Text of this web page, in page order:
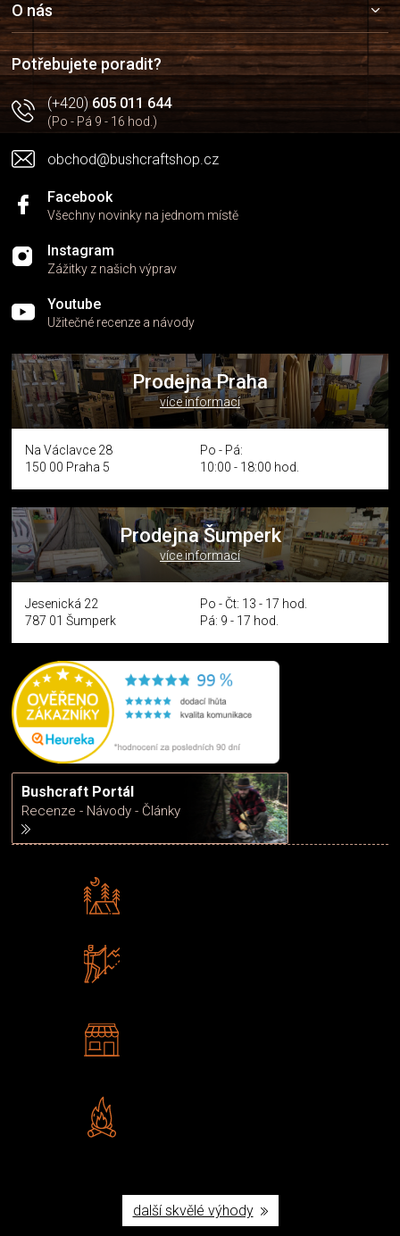
a
t
í
O nás
Potřebujete poradit?
(+420)605 011 644
(Po - Pá 9 - 16 hod.)
obchod@bushcraftshop.cz
Facebook
Všechny novinky na jednom místě
Instagram
Zážitky z našich výprav
Youtube
Užitečné recenze a návody
Prodejna Praha
více informací
Na Václavce 28
150 00 Praha 5
Po - Pá:
10:00 - 18:00 hod.
Prodejna Šumperk
více informací
Jesenická 22
787 01 Šumperk
Po - Čt: 13 - 17 hod.
Pá: 9 - 17 hod.
Bushcraft Portál
Recenze - Návody - Články
další skvělé výhody